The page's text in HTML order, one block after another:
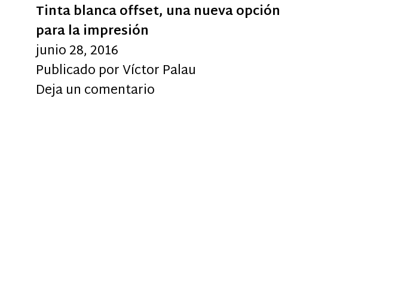
Tinta blanca offset, una nueva opción
para la impresión
junio 28, 2016
Publicado porVíctor Palau
Deja un comentario